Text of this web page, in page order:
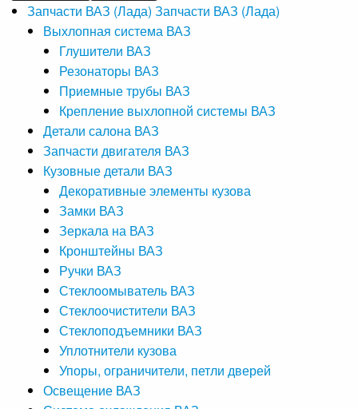
Запчасти ВАЗ (Лада) Запчасти ВАЗ (Лада)
Выхлопная система ВАЗ
Глушители ВАЗ
Резонаторы ВАЗ
Приемные трубы ВАЗ
Крепление выхлопной системы ВАЗ
Детали салона ВАЗ
Запчасти двигателя ВАЗ
Кузовные детали ВАЗ
Декоративные элементы кузова
Замки ВАЗ
Зеркала на ВАЗ
Кронштейны ВАЗ
Ручки ВАЗ
Стеклоомыватель ВАЗ
Стеклоочистители ВАЗ
Стеклоподъемники ВАЗ
Уплотнители кузова
Упоры, ограничители, петли дверей
Освещение ВАЗ